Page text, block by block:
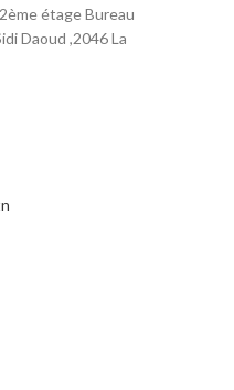
étage Bureau
Daoud ,2046 La